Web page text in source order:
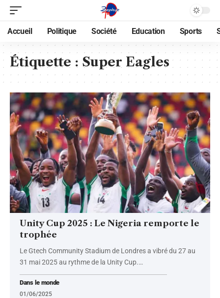
Accueil Politique Société Education Sports
Étiquette : Super Eagles
Unity Cup 2025 : Le Nigeria remporte le
trophée
Le Gtech Community Stadium de Londres a vibré du 27 au
31 mai 2025 au rythme de la Unity Cup.…
Dans le monde
01/06/2025